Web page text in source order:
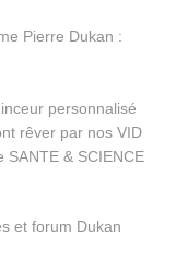
personnalisé
rêver par nos VID
& SCIENCE